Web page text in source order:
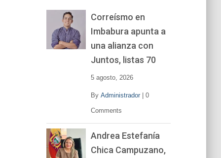
Correísmo en
Imbabura apunta a
una alianza con
Juntos, listas 70
5 agosto, 2026
By Administrador| 0
Comments
Andrea Estefanía
Chica Campuzano,